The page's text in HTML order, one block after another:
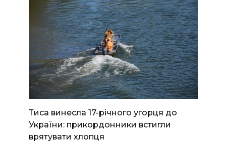
Тиса винесла 17-річного угорця до
України: прикордонники встигли
врятувати хлопця